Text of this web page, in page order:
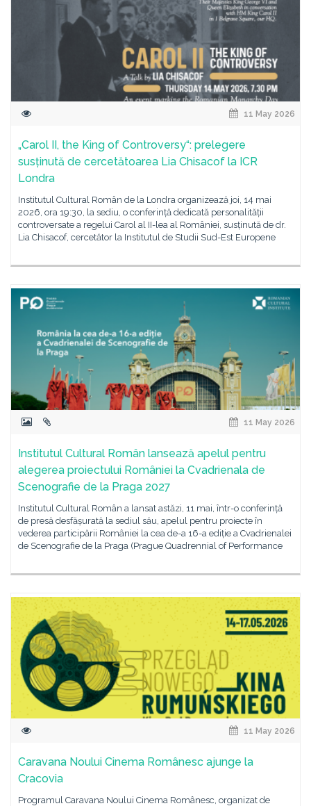
11 May 2026
„Carol II, the King of Controversy“: prelegere
susținută de cercetătoarea Lia Chisacof la ICR
Londra
Institutul Cultural Român de la Londra organizează joi, 14 mai
2026, ora 19:30, la sediu, o conferință dedicată personalității
controversate a regelui Carol al II-lea al României, susținută de dr.
Lia Chisacof, cercetător la Institutul de Studii Sud-Est Europene
11 May 2026
Institutul Cultural Român lansează apelul pentru
alegerea proiectului României la Cvadrienala de
Scenografie de la Praga 2027
Institutul Cultural Român a lansat astăzi, 11 mai, într-o conferință
de presă desfășurată la sediul său, apelul pentru proiecte în
vederea participării României la cea de-a 16-a ediție a Cvadrienalei
de Scenografie de la Praga (Prague Quadrennial of Performance
11 May 2026
Caravana Noului Cinema Românesc ajunge la
Cracovia
Programul Caravana Noului Cinema Românesc, organizat de